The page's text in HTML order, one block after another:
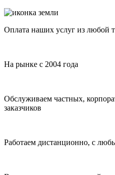
Оплата наших услуг из любой
На рынке с 2004 года
Обслуживаем частных,
заказчиков
Работаем дистанционно, с